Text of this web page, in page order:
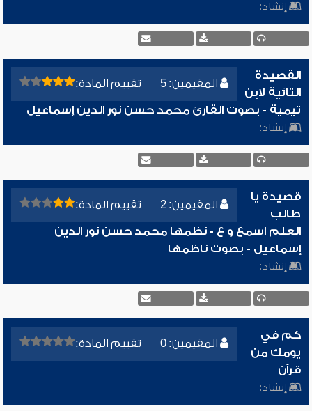
إنشاد:
المقيمين: 5 تقييم المادة:
القصيدة
التائية لابن
تيمية - بصوت القارئ محمد حسن نور الدين إسماعيل
إنشاد:
المقيمين: 2 تقييم المادة:
قصيدة يا
طالب
العلم اسمع و ع - نظمها محمد حسن نور الدين
إسماعيل - بصوت ناظمها
إنشاد:
المقيمين: 0 تقييم المادة:
كم في
يومك من
قرآن
إنشاد: